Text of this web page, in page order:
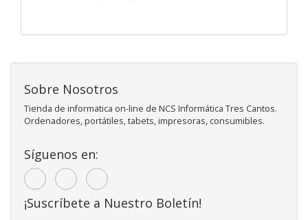
Sobre Nosotros
Tienda de informatica on-line de NCS Informática Tres Cantos.
Ordenadores, portátiles, tabets, impresoras, consumibles.
Síguenos en:
¡Suscríbete a Nuestro Boletín!